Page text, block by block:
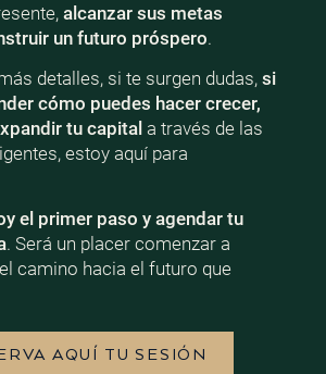
alcanzar sus metas
un futuro próspero.
detalles, si te surgen dudas, si
cómo puedes hacer crecer,
tu capitala través de las
estoy aquí para
el primer paso y agendar tu
. Será un placer comenzar a
camino hacia el futuro que
AQUÍ TU SESIÓN